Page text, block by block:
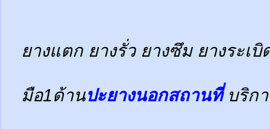
ยางแตก ยางรั่ว ยางซึม ยางระเบิ
มือ1ด้านปะยางนอกสถานที่ บริก